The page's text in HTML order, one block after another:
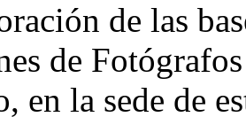
de las
de
en la sede de